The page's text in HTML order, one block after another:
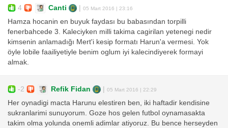
4 Canti 05 Mart 2016 | 23:16
Hamza hocanin en buyuk faydası bu babasından torpilli
fenerbahcede 3. Kaleciyken milli takima cagirilan yetenegi nedir
kimsenin anlamadığı Mert'i kesip formatı Harun'a vermesi. Yok
öyle lobile faailiyetiyle benim oglum iyi kalecindiyerek formayi
almak.
-2 Refik Fidan 05 Mart 2016 | 22:29
Her oynadigi macta Harunu elestiren ben, iki haftadir kendisine
sukranlarimi sunuyorum. Goze hos gelen futbol oynamasakta
takim olma yolunda onemli adimlar atiyoruz. Bu bence herseyden